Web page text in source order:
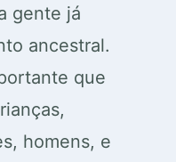
gente já
ancestral.
que
homens, e